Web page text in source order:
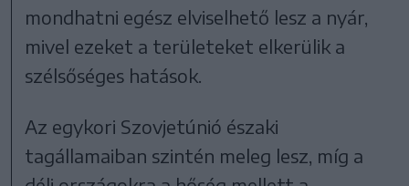
mondhatni egész elviselhető lesz a nyár,
mivel ezeket a területeket elkerülik a
szélsőséges hatások.
Az egykori Szovjetúnió északi
tagállamaiban szintén meleg lesz, míg a